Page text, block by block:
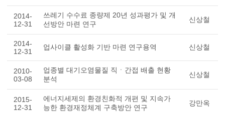
2014-
12-31
쓰레기 수수료 종량제 20년 성과평가 및 개
선방안 마련 연구
신상철
2014-
12-31
업사이클 활성화 기반 마련 연구용역 신상철
2010-
03-08
업종별 대기오염물질 직ㆍ간접 배출 현황
분석
신상철
2015-
12-31
에너지세제의 환경친화적 개편 및 지속가
능한 환경재정체계 구축방안 연구
강만옥